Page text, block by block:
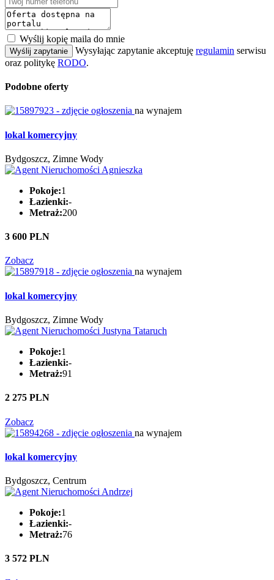
Wyślij kopię maila do mnie
Wyślij zapytanie Wysyłając zapytanie akceptuję regulamin serwisu
oraz politykę RODO.
Podobne oferty
na wynajem
lokal komercyjny
Bydgoszcz, Zimne Wody
Pokoje:1
Łazienki:-
Metraż:200
3 600 PLN
Zobacz
na wynajem
lokal komercyjny
Bydgoszcz, Zimne Wody
Pokoje:1
Łazienki:-
Metraż:91
2 275 PLN
Zobacz
na wynajem
lokal komercyjny
Bydgoszcz, Centrum
Pokoje:1
Łazienki:-
Metraż:76
3 572 PLN